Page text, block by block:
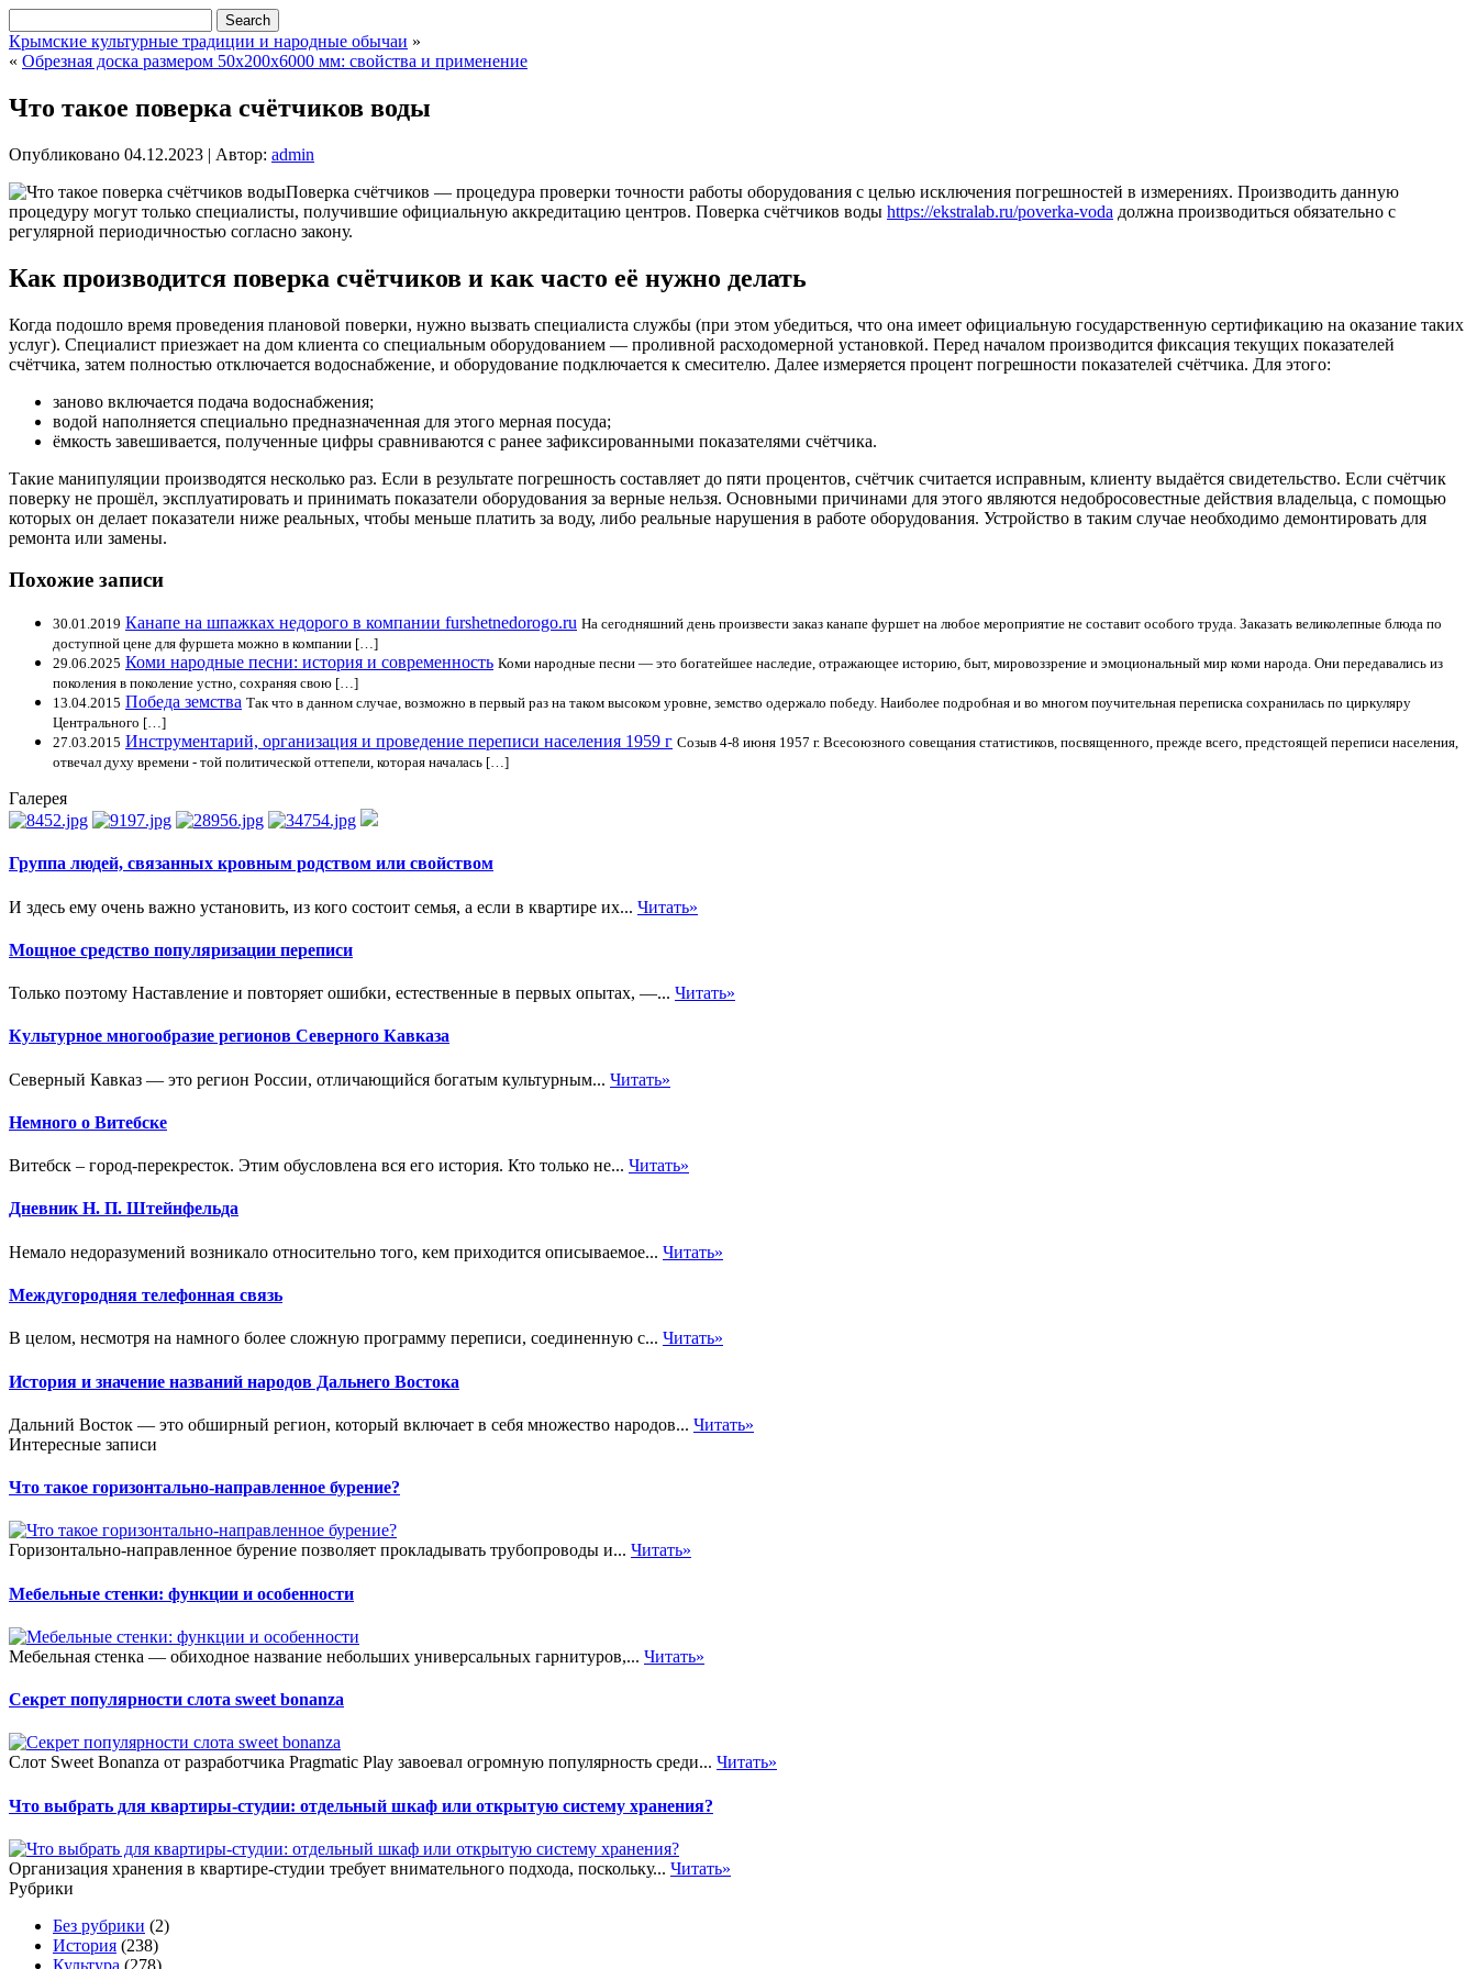
Крымские культурные традиции и народные обычаи »
« Обрезная доска размером 50х200х6000 мм: свойства и применение
Что такое поверка счётчиков воды
Опубликовано 04.12.2023 | Автор: admin
Поверка счётчиков — процедура проверки точности работы оборудования с целью исключения погрешностей в измерениях. Производить данную
процедуру могут только специалисты, получившие официальную аккредитацию центров. Поверка счётчиков воды https://ekstralab.ru/poverka-voda должна производиться обязательно с
регулярной периодичностью согласно закону.
Как производится поверка счётчиков и как часто её нужно делать
Когда подошло время проведения плановой поверки, нужно вызвать специалиста службы (при этом убедиться, что она имеет официальную государственную сертификацию на оказание таких
услуг). Специалист приезжает на дом клиента со специальным оборудованием — проливной расходомерной установкой. Перед началом производится фиксация текущих показателей
счётчика, затем полностью отключается водоснабжение, и оборудование подключается к смесителю. Далее измеряется процент погрешности показателей счётчика. Для этого:
заново включается подача водоснабжения;
водой наполняется специально предназначенная для этого мерная посуда;
ёмкость завешивается, полученные цифры сравниваются с ранее зафиксированными показателями счётчика.
Такие манипуляции производятся несколько раз. Если в результате погрешность составляет до пяти процентов, счётчик считается исправным, клиенту выдаётся свидетельство. Если счётчик
поверку не прошёл, эксплуатировать и принимать показатели оборудования за верные нельзя. Основными причинами для этого являются недобросовестные действия владельца, с помощью
которых он делает показатели ниже реальных, чтобы меньше платить за воду, либо реальные нарушения в работе оборудования. Устройство в таким случае необходимо демонтировать для
ремонта или замены.
Похожие записи
30.01.2019 Канапе на шпажках недорого в компании furshetnedorogo.ru На сегодняшний день произвести заказ канапе фуршет на любое мероприятие не составит особого труда. Заказать великолепные блюда по
доступной цене для фуршета можно в компании […]
29.06.2025 Коми народные песни: история и современность Коми народные песни — это богатейшее наследие, отражающее историю, быт, мировоззрение и эмоциональный мир коми народа. Они передавались из
поколения в поколение устно, сохраняя свою […]
13.04.2015 Победа земства Так что в данном случае, возможно в первый раз на таком высоком уровне, земство одержало победу. Наиболее подробная и во многом поучительная переписка сохранилась по циркуляру
Центрального […]
27.03.2015 Инструментарий, организация и проведение переписи населения 1959 г Созыв 4-8 июня 1957 г. Всесоюзного совещания статистиков, посвященного, прежде всего, предстоящей переписи населения,
отвечал духу времени - той политической оттепели, которая началась […]
Галерея
Группа людей, связанных кровным родством или свойством
И здесь ему очень важно установить, из кого состоит семья, а если в квартире их... Читать»
Мощное средство популяризации переписи
Только поэтому Наставление и повторяет ошибки, естественные в первых опытах, —... Читать»
Культурное многообразие регионов Северного Кавказа
Северный Кавказ — это регион России, отличающийся богатым культурным... Читать»
Немного о Витебске
Витебск – город-перекресток. Этим обусловлена вся его история. Кто только не... Читать»
Дневник Н. П. Штейнфельда
Немало недоразумений возникало относительно того, кем приходится описываемое... Читать»
Междугородняя телефонная связь
В целом, несмотря на намного более сложную программу переписи, соединенную с... Читать»
История и значение названий народов Дальнего Востока
Дальний Восток — это обширный регион, который включает в себя множество народов... Читать»
Интересные записи
Что такое горизонтально-направленное бурение?
Горизонтально-направленное бурение позволяет прокладывать трубопроводы и... Читать»
Мебельные стенки: функции и особенности
Мебельная стенка — обиходное название небольших универсальных гарнитуров,... Читать»
Секрет популярности слота sweet bonanza
Слот Sweet Bonanza от разработчика Pragmatic Play завоевал огромную популярность среди... Читать»
Что выбрать для квартиры-студии: отдельный шкаф или открытую систему хранения?
Организация хранения в квартире-студии требует внимательного подхода, поскольку... Читать»
Рубрики
Без рубрики (2)
История (238)
Культура (278)